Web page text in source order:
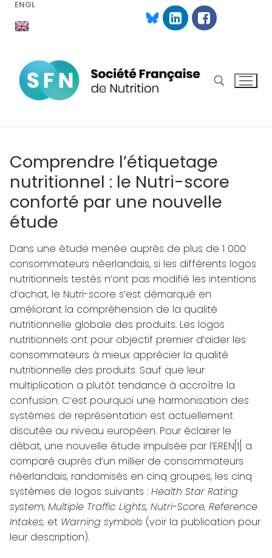
AllerENGL
Comprendre l’étiquetage
nutritionnel : le Nutri-score
conforté par une nouvelle
étude
Dans une étude menée auprès de plus de 1 000
consommateurs néerlandais, si les différents logos
nutritionnels testés n’ont pas modifié les intentions
d’achat, le Nutri-score s’est démarqué en
améliorant la compréhension de la qualité
nutritionnelle globale des produits. Les logos
nutritionnels ont pour objectif premier d’aider les
consommateurs à mieux apprécier la qualité
nutritionnelle des produits. Sauf que leur
multiplication a plutôt tendance à accroître la
confusion. C’est pourquoi une harmonisation des
systèmes de représentation est actuellement
discutée au niveau européen. Pour éclairer le
débat, une nouvelle étude impulsée par l’EREN [1] a
comparé auprès d’un millier de consommateurs
néerlandais, randomisés en cinq groupes, les cinq
systèmes de logos suivants : Health Star Rating
system, Multiple Traffic Lights, Nutri-Score, Reference
Intakes, et Warning symbols (voir la publication pour
leur description).